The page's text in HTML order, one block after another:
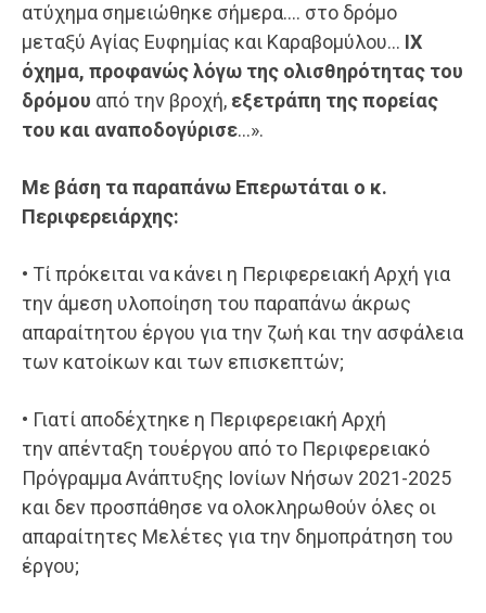
ατύχημα σημειώθηκε σήμερα…. στο δρόμο
μεταξύ Αγίας Ευφημίας και Καραβομύλου… ΙΧ
όχημα, προφανώς λόγω της ολισθηρότητας του
δρόμου από την βροχή, εξετράπη της πορείας
του και αναποδογύρισε…».
Με βάση τα παραπάνω Επερωτάται ο κ.
Περιφερειάρχης:
• Τί πρόκειται να κάνει η Περιφερειακή Αρχή για
την άμεση υλοποίηση του παραπάνω άκρως
απαραίτητου έργου για την ζωή και την ασφάλεια
των κατοίκων και των επισκεπτών;
• Γιατί αποδέχτηκε η Περιφερειακή Αρχή
την απένταξη τουέργου από το Περιφερειακό
Πρόγραμμα Ανάπτυξης Ιονίων Νήσων 2021-2025
και δεν προσπάθησε να ολοκληρωθούν όλες οι
απαραίτητες Μελέτες για την δημοπράτηση του
έργου;